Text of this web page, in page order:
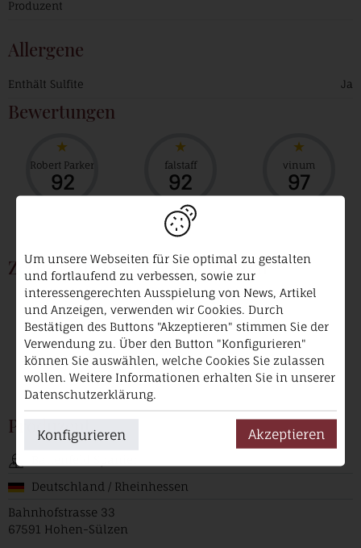
Produzent
Allergene
Enthält Sulfite Ja
Bewertungen
Robert Parker
92
falstaff
92
vinum
97
Zertifikate und Mitgliedschaften
VDP.
Prädikatsweingut
Produzent
Deutschland / Rheinhessen
Bahnhofstrasse 33
67591 Hohen-Sülzen
Um unsere Webseiten für Sie optimal zu gestalten
und fortlaufend zu verbessen, sowie zur
interessengerechten Ausspielung von News, Artikel
und Anzeigen, verwenden wir Cookies. Durch
Bestätigen des Buttons "Akzeptieren" stimmen Sie der
Verwendung zu. Über den Button "Konfigurieren"
können Sie auswählen, welche Cookies Sie zulassen
wollen. Weitere Informationen erhalten Sie in unserer
Datenschutzerklärung.
Konfigurieren Akzeptieren